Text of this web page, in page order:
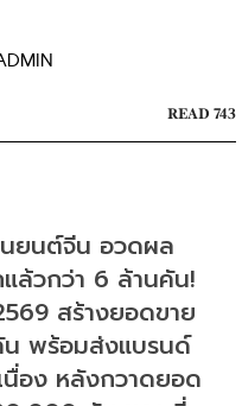
READ 743
ยนต์จีน อวดผล
ล้วกว่า 6 ล้านคัน!
สร้างยอดขาย
น พร้อมส่งแบรนด์
อง หลังกวาดยอด